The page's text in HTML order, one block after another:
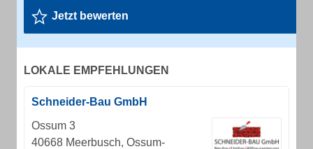
Jetzt bewerten
LOKALE EMPFEHLUNGEN
Schneider-Bau GmbH
Ossum 3
40668 Meerbusch, Ossum-